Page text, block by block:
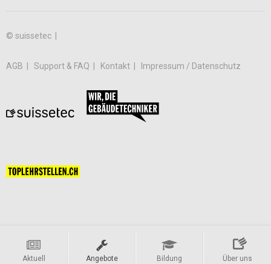
© suissetec |
AGB Support & FAQ Kontakt Impressum / Datenschutz
Aktuell Angebote Bildung Über uns